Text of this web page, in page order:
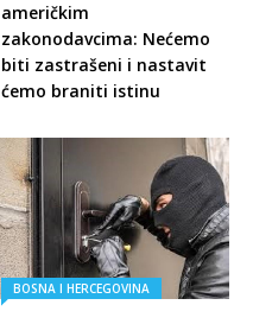
američkim
zakonodavcima: Nećemo
biti zastrašeni i nastavit
ćemo braniti istinu
BOSNA I HERCEGOVINA